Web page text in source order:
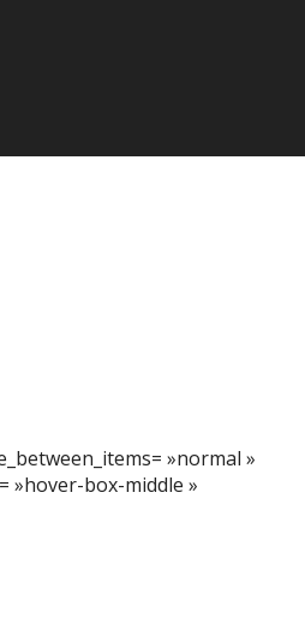
»normal »
»hover-box-middle »